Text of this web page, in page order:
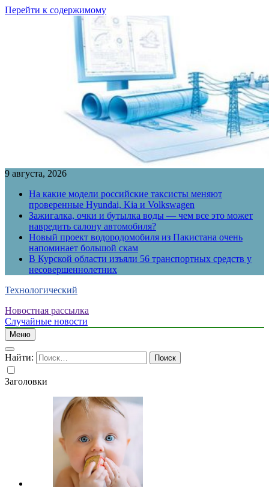
Перейти к содержимому
9 августа, 2026
На какие модели российские таксисты меняют
проверенные Hyundai, Kia и Volkswagen
Зажигалка, очки и бутылка воды — чем все это может
навредить салону автомобиля?
Новый проект водородомобиля из Пакистана очень
напоминает большой скам
В Курской области изъяли 56 транспортных средств у
несовершеннолетних
Технологический
Новостная рассылка
Случайные новости
Меню
Найти:
Заголовки